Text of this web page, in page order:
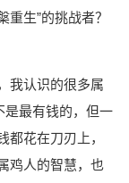
重生”的挑战者？
我认识的很多属
是最有钱的，但一
花在刀刃上，
鸡人的智慧，也